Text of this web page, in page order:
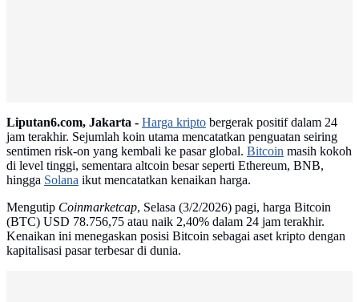
Liputan6.com, Jakarta - Harga kripto bergerak positif dalam 24
jam terakhir. Sejumlah koin utama mencatatkan penguatan seiring
sentimen risk-on yang kembali ke pasar global. Bitcoin masih kokoh
di level tinggi, sementara altcoin besar seperti Ethereum, BNB,
hingga Solana ikut mencatatkan kenaikan harga.
Mengutip Coinmarketcap, Selasa (3/2/2026) pagi, harga Bitcoin
(BTC) USD 78.756,75 atau naik 2,40% dalam 24 jam terakhir.
Kenaikan ini menegaskan posisi Bitcoin sebagai aset kripto dengan
kapitalisasi pasar terbesar di dunia.